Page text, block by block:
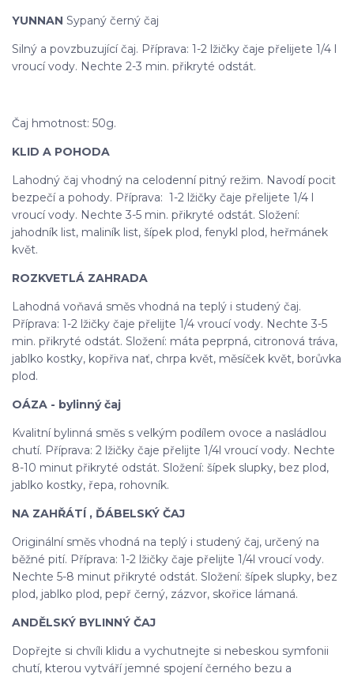
YUNNAN Sypaný černý čaj
Silný a povzbuzující čaj. Příprava: 1-2 lžičky čaje přelijete 1/4 l
vroucí vody. Nechte 2-3 min. přikryté odstát.
Čaj hmotnost: 50g.
KLID A POHODA
Lahodný čaj vhodný na celodenní pitný režim. Navodí pocit
bezpečí a pohody. Příprava: 1-2 lžičky čaje přelijete 1/4 l
vroucí vody. Nechte 3-5 min. přikryté odstát. Složení:
jahodník list, maliník list, šípek plod, fenykl plod, heřmánek
květ.
ROZKVETLÁ ZAHRADA
Lahodná voňavá směs vhodná na teplý i studený čaj.
Příprava: 1-2 lžičky čaje přelijte 1/4 vroucí vody. Nechte 3-5
min. přikryté odstát. Složení: máta peprpná, citronová tráva,
jablko kostky, kopřiva nať, chrpa květ, měsíček květ, borůvka
plod.
OÁZA - bylinný čaj
Kvalitní bylinná směs s velkým podílem ovoce a nasládlou
chutí. Příprava: 2 lžičky čaje přelijte 1/4l vroucí vody. Nechte
8-10 minut přikryté odstát. Složení: šípek slupky, bez plod,
jablko kostky, řepa, rohovník.
NA ZAHŘÁTÍ , ĎÁBELSKÝ ČAJ
Originální směs vhodná na teplý i studený čaj, určený na
běžné pití. Příprava: 1-2 lžičky čaje přelijte 1/4l vroucí vody.
Nechte 5-8 minut přikryté odstát. Složení: šípek slupky, bez
plod, jablko plod, pepř černý, zázvor, skořice lámaná.
ANDĚLSKÝ BYLINNÝ ČAJ
Dopřejte si chvíli klidu a vychutnejte si nebeskou symfonii
chutí, kterou vytváří jemné spojení černého bezu a